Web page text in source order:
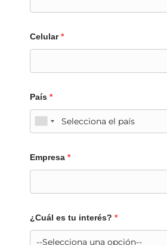
Celular *
País *
Empresa *
¿Cuál es tu interés? *